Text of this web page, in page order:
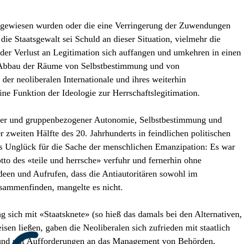
wurden oder die eine Verringerung der Zuwendungen
Staatsgewalt sei Schuld an dieser Situation, vielmehr die
Verlust an Legitimation sich auffangen und umkehren in einen
der Räume von Selbstbestimmung und von
neoliberalen Internationale und ihres weiterhin
Funktion der Ideologie zur Herrschafts­legitimation.
und gruppenbezogener Autonomie, Selbstbestimmung und
zweiten Hälfte des 20. Jahrhunderts in feindlichen politischen
für die Sache der menschlichen Emanzipation: Es war
des «teile und herrsche» verfuhr und fernerhin ohne
und Aufrufen, dass die Antiautoritären sowohl im
mangelte es nicht.
sich mit «Staatsknete» (so hieß das damals bei den Alternativen,
ließen, gaben die Neoliberalen sich zufrieden mit staatlich
mit Aufforderungen an das Management von Behörden,